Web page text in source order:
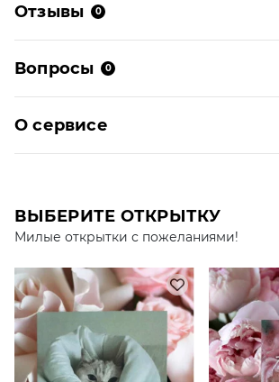
Отзывы 0
Вопросы 0
О сервисе
ВЫБЕРИТЕ ОТКРЫТКУ
Милые открытки с пожеланиями!